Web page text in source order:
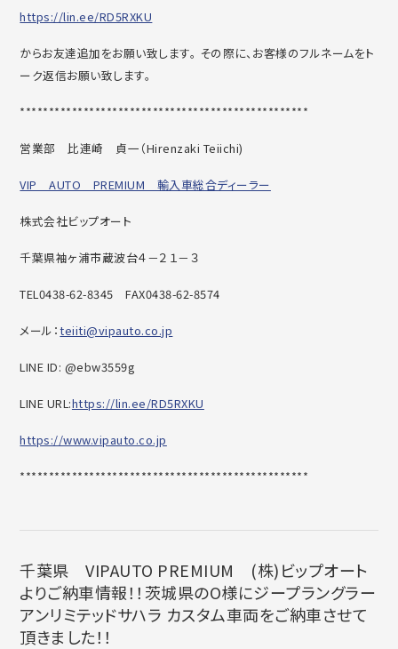
https://lin.ee/RD5RXKU
からお友達追加をお願い致します。 その際に、お客様のフルネームをト
ーク返信お願い致します。
**************************************************
営業部 比連崎 貞一（Hirenzaki Teiichi)
VIP AUTO PREMIUM 輸入車総合ディーラー
株式会社ビップオート
千葉県袖ヶ浦市蔵波台４－２１－３
TEL0438-62-8345 FAX0438-62-8574
メール：teiiti@vipauto.co.jp
LINE ID: @ebw3559g
LINE URL:https://lin.ee/RD5RXKU
https://www.vipauto.co.jp
**************************************************
千葉県 VIPAUTO PREMIUM (株)ビップオート
よりご納車情報！！茨城県のO様にジープラングラー
アンリミテッドサハラ カスタム車両をご納車させて
頂きました！！